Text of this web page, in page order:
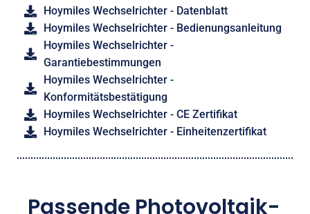
Hoymiles Wechselrichter - Datenblatt
Hoymiles Wechselrichter - Bedienungsanleitung
Hoymiles Wechselrichter -
Garantiebestimmungen
Hoymiles Wechselrichter -
Konformitätsbestätigung
Hoymiles Wechselrichter - CE Zertifikat
Hoymiles Wechselrichter - Einheitenzertifikat
Passende Photovoltaik-